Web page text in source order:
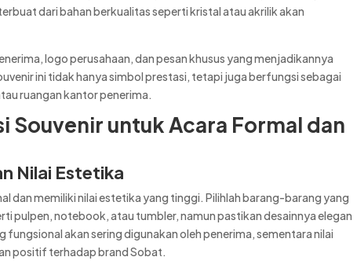
dari bahan berkualitas seperti kristal atau akrilik akan
logo perusahaan, dan pesan khusus yang menjadikannya
ini tidak hanya simbol prestasi, tetapi juga berfungsi sebagai
ruangan kantor penerima.
Souvenir untuk Acara Formal dan
Nilai Estetika
dan memiliki nilai estetika yang tinggi. Pilihlah barang-barang yang
pulpen, notebook, atau tumbler, namun pastikan desainnya elegan
fungsional akan sering digunakan oleh penerima, sementara nilai
positif terhadap brand Sobat.